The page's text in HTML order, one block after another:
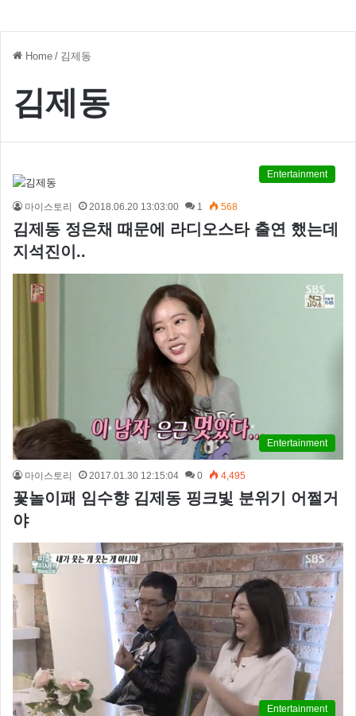
Home / 김제동
김제동
Entertainment
마이스토리 2018.06.20 13:03:00 1 568
김제동 정은채 때문에 라디오스타 출연 했는데
지석진이..
Entertainment
마이스토리 2017.01.30 12:15:04 0 4,495
꽃놀이패 임수향 김제동 핑크빛 분위기 어쩔거
야
Entertainment